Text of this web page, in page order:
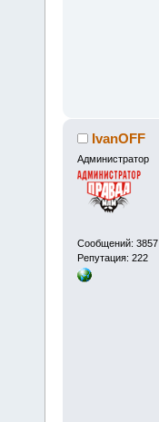
IvanOFF
Администратор
Сообщений: 3857
Репутация: 222